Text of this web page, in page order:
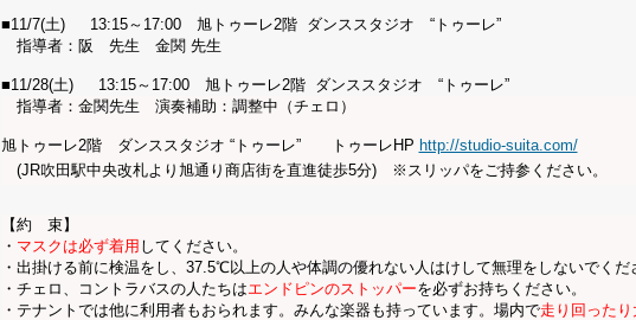
■11/7(土) 13:15～17:00 旭トゥーレ2階 ダンススタジオ “トゥーレ”
指導者：阪 先生 金関 先生
■11/28(土) 13:15～17:00 旭トゥーレ2階 ダンススタジオ “トゥーレ”
指導者：金関先生 演奏補助：調整中（チェロ）
旭トゥーレ2階 ダンススタジオ “トゥーレ” トゥーレ HP http://studio-suita.com/
(JR吹田駅中央改札より旭通り商店街を直進徒歩5分) ※スリッパをご持参ください。
【約 束】
・ マスクは必ず着用 してください。
・出掛ける前に検温をし、37.5℃以上の人や体調の優れない人はけして無理をしないでくだ
・チェロ、コントラバスの人たちはエンドピンのストッパーを必ずお持ちください。
・テナントでは他に利用者もおられます。みんな楽器も持っています。場内で走り回った